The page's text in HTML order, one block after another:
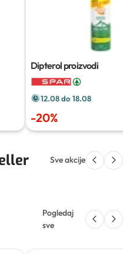
Dipterol proizvodi
12.08 do 18.08
-20%
Sve akcije
Pogledaj
sve